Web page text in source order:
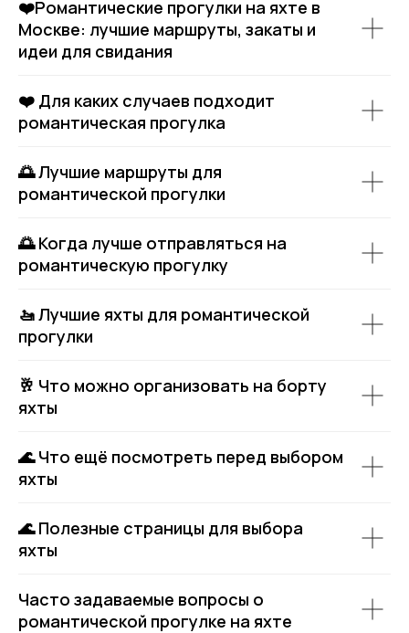
❤️Романтические прогулки на яхте в
Москве: лучшие маршруты, закаты и
идеи для свидания
❤️ Для каких случаев подходит
романтическая прогулка
🌅 Лучшие маршруты для
романтической прогулки
🌅 Когда лучше отправляться на
романтическую прогулку
🚤 Лучшие яхты для романтической
прогулки
🥂 Что можно организовать на борту
яхты
🌊 Что ещё посмотреть перед выбором
яхты
🌊 Полезные страницы для выбора
яхты
Часто задаваемые вопросы о
романтической прогулке на яхте